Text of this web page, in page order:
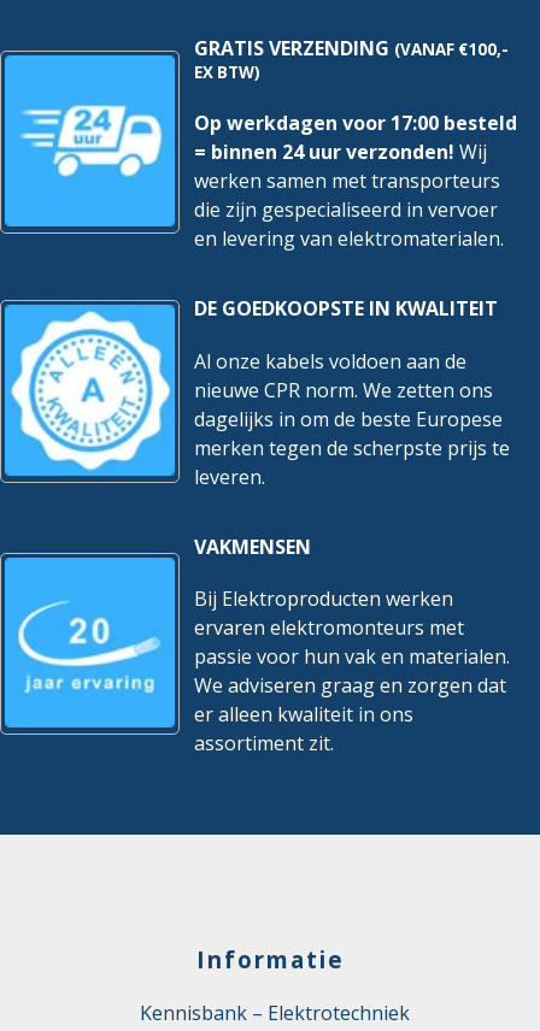
GRATIS VERZENDING (VANAF €100,-
EX BTW)
Op werkdagen voor 17:00 besteld
= binnen 24 uur verzonden! Wij
werken samen met transporteurs
die zijn gespecialiseerd in vervoer
en levering van elektromaterialen.
DE GOEDKOOPSTE IN KWALITEIT
Al onze kabels voldoen aan de
nieuwe CPR norm. We zetten ons
dagelijks in om de beste Europese
merken tegen de scherpste prijs te
leveren.
VAKMENSEN
Bij Elektroproducten werken
ervaren elektromonteurs met
passie voor hun vak en materialen.
We adviseren graag en zorgen dat
er alleen kwaliteit in ons
assortiment zit.
Informatie
Kennisbank – Elektrotechniek